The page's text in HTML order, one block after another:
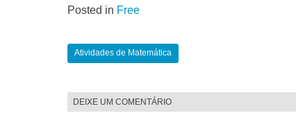
Posted in Free
Atividades de Matemática
DEIXE UM COMENTÁRIO